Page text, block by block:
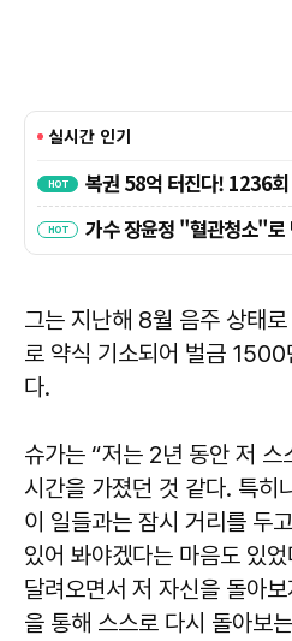
그는 지난해 8월 음주 상태
로 약식 기소되어 벌금
다.
슈가는 “저는 2년 동안 저
시간을 가졌던 것 같다. 특히
이 일들과는 잠시 거리를 두
있어 봐야겠다는 마음도 있
달려오면서 저 자신을 돌아
을 통해 스스로 다시 돌아보